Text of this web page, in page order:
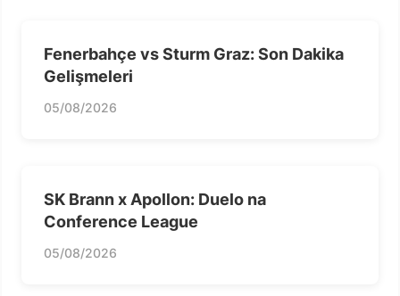
Fenerbahçe vs Sturm Graz: Son Dakika
Gelişmeleri
05/08/2026
SK Brann x Apollon: Duelo na
Conference League
05/08/2026